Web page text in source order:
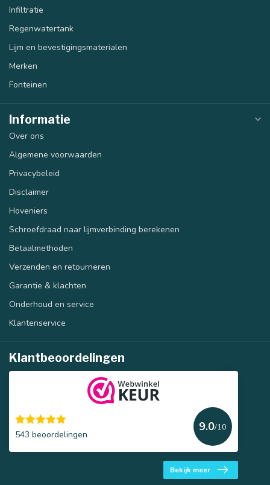
Infiltratie
Regenwatertank
Lijm en bevestigingsmaterialen
Merken
Fonteinen
Informatie
Over ons
Algemene voorwaarden
Privacybeleid
Disclaimer
Hoveniers
Schroefdraad naar lijmverbinding berekenen
Betaalmethoden
Verzenden en retourneren
Garantie & klachten
Onderhoud en service
Klantenservice
Klantbeoordelingen
543 beoordelingen
9.0/10
Bekijk meer